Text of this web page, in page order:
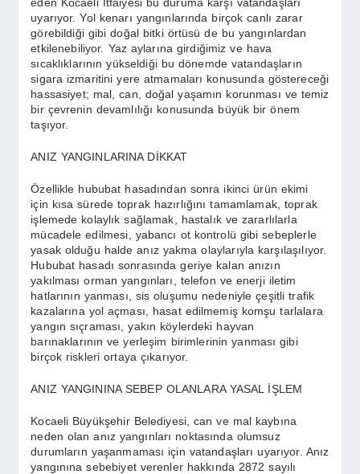
YAŞAM
uyarıyor. Yol kenarı yangınlarında birçok canlı zarar
görebildiği gibi doğal bitki örtüsü de bu yangınlardan
etkilenebiliyor. Yaz aylarına girdiğimiz ve hava
sıcaklıklarının yükseldiği bu dönemde vatandaşların
sigara izmaritini yere atmamaları konusunda göstereceği
hassasiyet; mal, can, doğal yaşamın korunması ve temiz
bir çevrenin devamlılığı konusunda büyük bir önem
taşıyor.
ANIZ YANGINLARINA DİKKAT
Özellikle hububat hasadından sonra ikinci ürün ekimi
için kısa sürede toprak hazırlığını tamamlamak, toprak
işlemede kolaylık sağlamak, hastalık ve zararlılarla
mücadele edilmesi, yabancı ot kontrolü gibi sebeplerle
yasak olduğu halde anız yakma olaylarıyla karşılaşılıyor.
Hububat hasadı sonrasında geriye kalan anızın
yakılması orman yangınları, telefon ve enerji iletim
hatlarının yanması, sis oluşumu nedeniyle çeşitli trafik
kazalarına yol açması, hasat edilmemiş komşu tarlalara
yangın sıçraması, yakın köylerdeki hayvan
barınaklarının ve yerleşim birimlerinin yanması gibi
birçok riskleri ortaya çıkarıyor.
ANIZ YANGININA SEBEP OLANLARA YASAL İŞLEM
Kocaeli Büyükşehir Belediyesi, can ve mal kaybına
neden olan anız yangınları noktasında olumsuz
durumların yaşanmaması için vatandaşları uyarıyor. Anız
yangınına sebebiyet verenler hakkında 2872 sayılı